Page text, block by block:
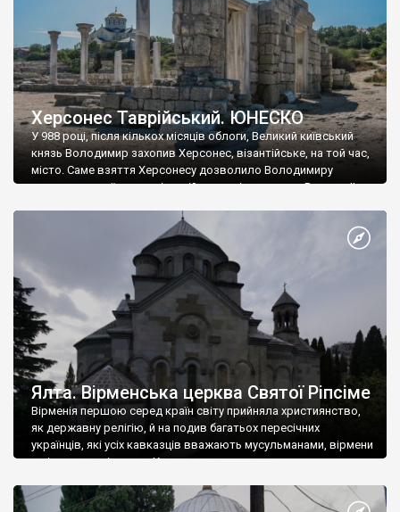
Херсонес Таврійський. ЮНЕСКО
У 988 році, після кількох місяців облоги, Великий київський
князь Володимир захопив Херсонес, візантійське, на той час,
місто. Саме взяття Херсонесу дозволило Володимиру
диктувати свої умови візантійському імператору Василю ІІ, та
Херсонесі Володимир-язичник, став Василем-християнином.
А потім було Хрещення Русі. На честь Херсонесу Таврійського
Ялта. Вірменська церква Святої Ріпсіме
Вірменія першою серед країн світу прийняла християнство,
як державну релігію, й на подив багатьох пересічних
українців, які усіх кавказців вважають мусульманами, вірмени
є відданими вірянами Христа